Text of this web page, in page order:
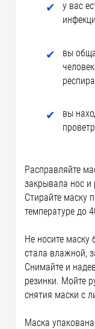
у вас
вы
вы
Расправляйте
закрывала нос и
Стирайте маску
температуре до
Не носите маску
стала влажной,
Снимайте и
резинки. Мойте
снятия маски с
Маска